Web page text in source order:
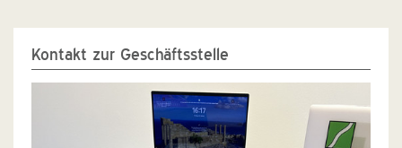
Kontakt zur Geschäftsstelle